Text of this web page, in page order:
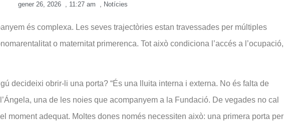
gener 26, 2026 , 11:27 am , Notícies
és complexa. Les seves trajectòries estan travessades per múltiples
o maternitat primerenca. Tot això condiciona l’accés a l’ocupació,
decideixi obrir-li una porta? “És una lluita interna i externa. No és falta de
una de les noies que acompanyem a la Fundació. De vegades no cal
moment adequat. Moltes dones només necessiten això: una primera porta per